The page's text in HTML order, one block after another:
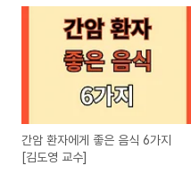
간암 환자에게 좋은 음식 6가지
[김도영 교수]